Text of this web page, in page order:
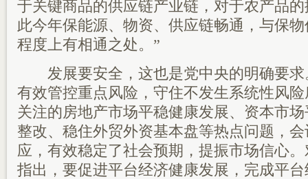
于关键商品的供应链产业链，对于农产品
此今年保能源、物资、供应链畅通，与保
程度上有相通之处。”
发展要安全，这也是党中央的明确要求
有效管控重点风险，守住不发生系统性风
关注的房地产市场平稳健康发展、资本市
整改、稳住外贸外资基本盘等热点问题，
应，有效稳定了社会预期，提振市场信心
指出，要促进平台经济健康发展，完成平